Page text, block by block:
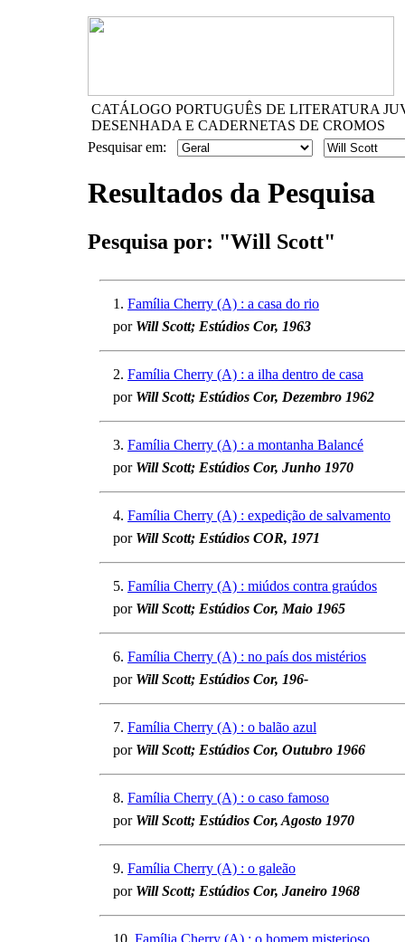
CATÁLOGO PORTUGUÊS DE LITERATURA
DESENHADA E CADERNETAS DE CROMOS
Pesquisar em:
Resultados da Pesquisa
Pesquisa por: "Will Scott"
1. Família Cherry (A) : a casa do rio
por Will Scott; Estúdios Cor, 1963
2. Família Cherry (A) : a ilha dentro de casa
por Will Scott; Estúdios Cor, Dezembro 1962
3. Família Cherry (A) : a montanha Balancé
por Will Scott; Estúdios Cor, Junho 1970
4. Família Cherry (A) : expedição de salvamento
por Will Scott; Estúdios COR, 1971
5. Família Cherry (A) : miúdos contra graúdos
por Will Scott; Estúdios Cor, Maio 1965
6. Família Cherry (A) : no país dos mistérios
por Will Scott; Estúdios Cor, 196-
7. Família Cherry (A) : o balão azul
por Will Scott; Estúdios Cor, Outubro 1966
8. Família Cherry (A) : o caso famoso
por Will Scott; Estúdios Cor, Agosto 1970
9. Família Cherry (A) : o galeão
por Will Scott; Estúdios Cor, Janeiro 1968
10. Família Cherry (A) : o homem misterioso